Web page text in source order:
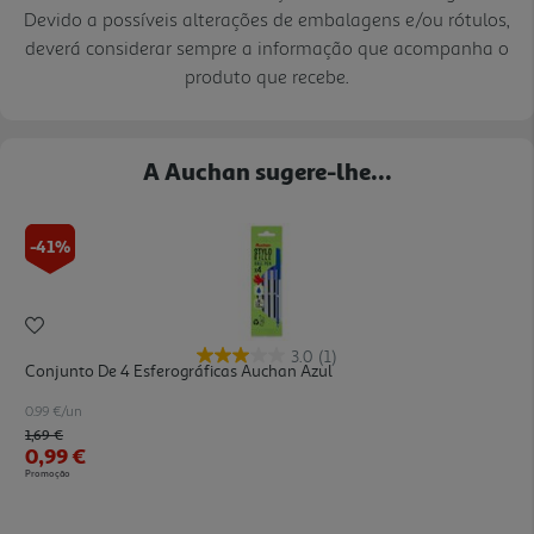
Devido a possíveis alterações de embalagens e/ou rótulos,
deverá considerar sempre a informação que acompanha o
produto que recebe.
A Auchan sugere-lhe...
-41%
3.0 (1)
Conjunto De 4 Esferográficas Auchan Azul
0.99 €/un
Price reduced from
1,69 €to
0,99 €
Promoção